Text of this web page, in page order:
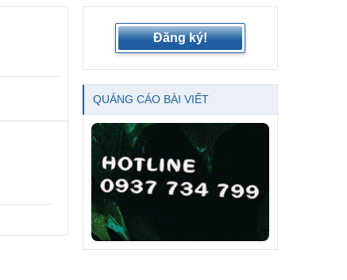
Đăng ký!
QUẢNG CÁO BÀI VIẾT